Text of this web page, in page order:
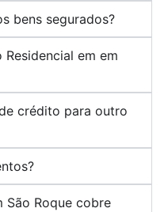
bens segurados?
em em
crédito para outro
São Roque cobre